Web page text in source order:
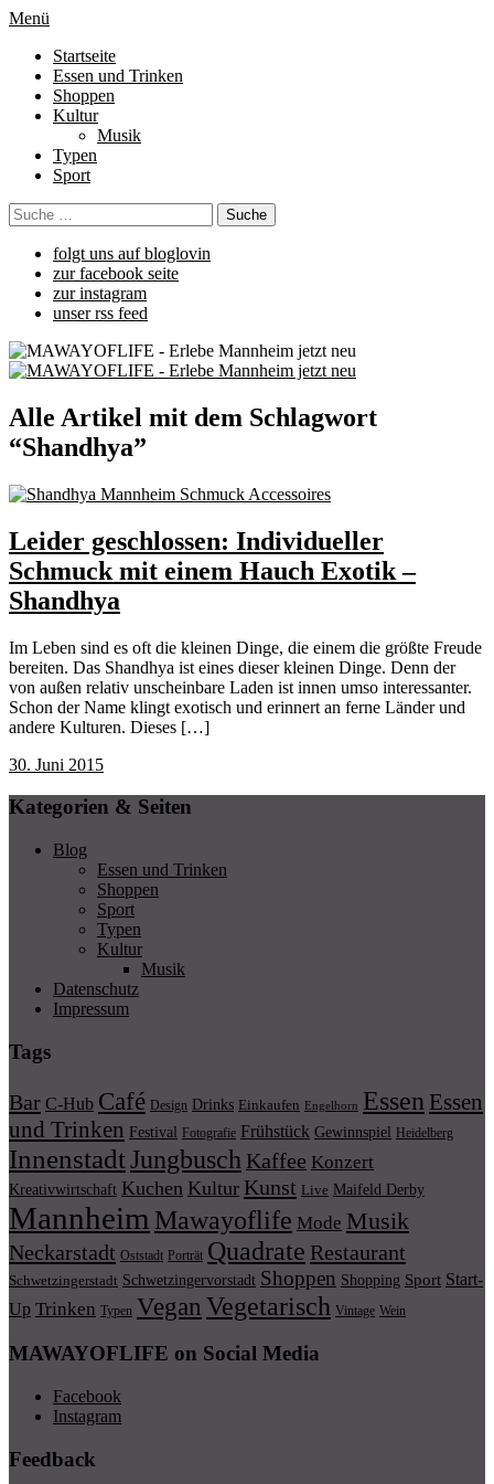
Menü
Startseite
Essen und Trinken
Shoppen
Kultur
Musik
Typen
Sport
folgt uns auf bloglovin
zur facebook seite
zur instagram
unser rss feed
Alle Artikel mit dem Schlagwort
“Shandhya”
Leider geschlossen: Individueller
Schmuck mit einem Hauch Exotik –
Shandhya
Im Leben sind es oft die kleinen Dinge, die einem die größte Freude
bereiten. Das Shandhya ist eines dieser kleinen Dinge. Denn der
von außen relativ unscheinbare Laden ist innen umso interessanter.
Schon der Name klingt exotisch und erinnert an ferne Länder und
andere Kulturen. Dieses […]
30. Juni 2015
Kategorien & Seiten
Blog
Essen und Trinken
Shoppen
Sport
Typen
Kultur
Musik
Datenschutz
Impressum
Tags
Bar C-Hub Café Design Drinks Einkaufen Engelhorn Essen Essen
und Trinken Festival Fotografie Frühstück Gewinnspiel Heidelberg
InnenstadtJungbusch Kaffee Konzert
Kreativwirtschaft Kuchen Kultur Kunst Live Maifeld Derby
Mannheim Mawayoflife Mode Musik
Neckarstadt Oststadt Porträt Quadrate Restaurant
Schwetzingerstadt Schwetzingervorstadt Shoppen Shopping Sport Start-
Up Trinken Typen Vegan Vegetarisch Vintage Wein
MAWAYOFLIFE on Social Media
Facebook
Instagram
Feedback